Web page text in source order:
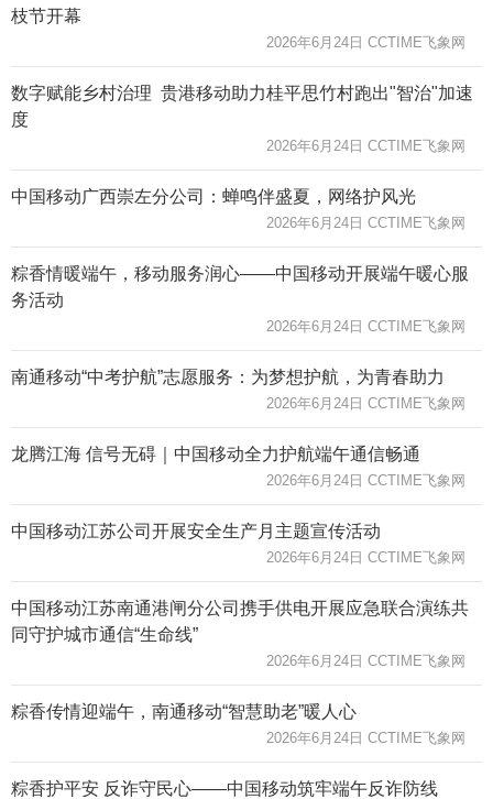
枝节开幕
2026年6月24日 CCTIME飞象网
数字赋能乡村治理 贵港移动助力桂平思竹村跑出"智治"加速
度
2026年6月24日 CCTIME飞象网
中国移动广西崇左分公司：蝉鸣伴盛夏，网络护风光
2026年6月24日 CCTIME飞象网
粽香情暖端午，移动服务润心——中国移动开展端午暖心服
务活动
2026年6月24日 CCTIME飞象网
南通移动“中考护航”志愿服务：为梦想护航，为青春助力
2026年6月24日 CCTIME飞象网
龙腾江海 信号无碍｜中国移动全力护航端午通信畅通
2026年6月24日 CCTIME飞象网
中国移动江苏公司开展安全生产月主题宣传活动
2026年6月24日 CCTIME飞象网
中国移动江苏南通港闸分公司携手供电开展应急联合演练共
同守护城市通信“生命线”
2026年6月24日 CCTIME飞象网
粽香传情迎端午，南通移动“智慧助老”暖人心
2026年6月24日 CCTIME飞象网
粽香护平安 反诈守民心——中国移动筑牢端午反诈防线